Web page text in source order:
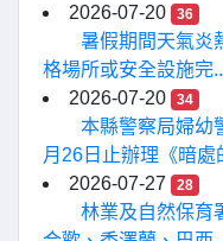
2026-07-20
36
暑假期間天氣炎
格場所或安全設施完
2026-07-20
34
本縣警察局婦幼
月26日止辦理《暗處
2026-07-27
28
林業及自然保育